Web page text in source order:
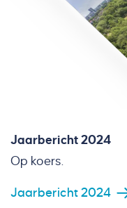
Jaarbericht 2024
Op koers.
Jaarbericht 2024